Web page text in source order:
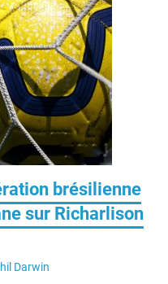
brésilienne
sur Richarlison
Darwin